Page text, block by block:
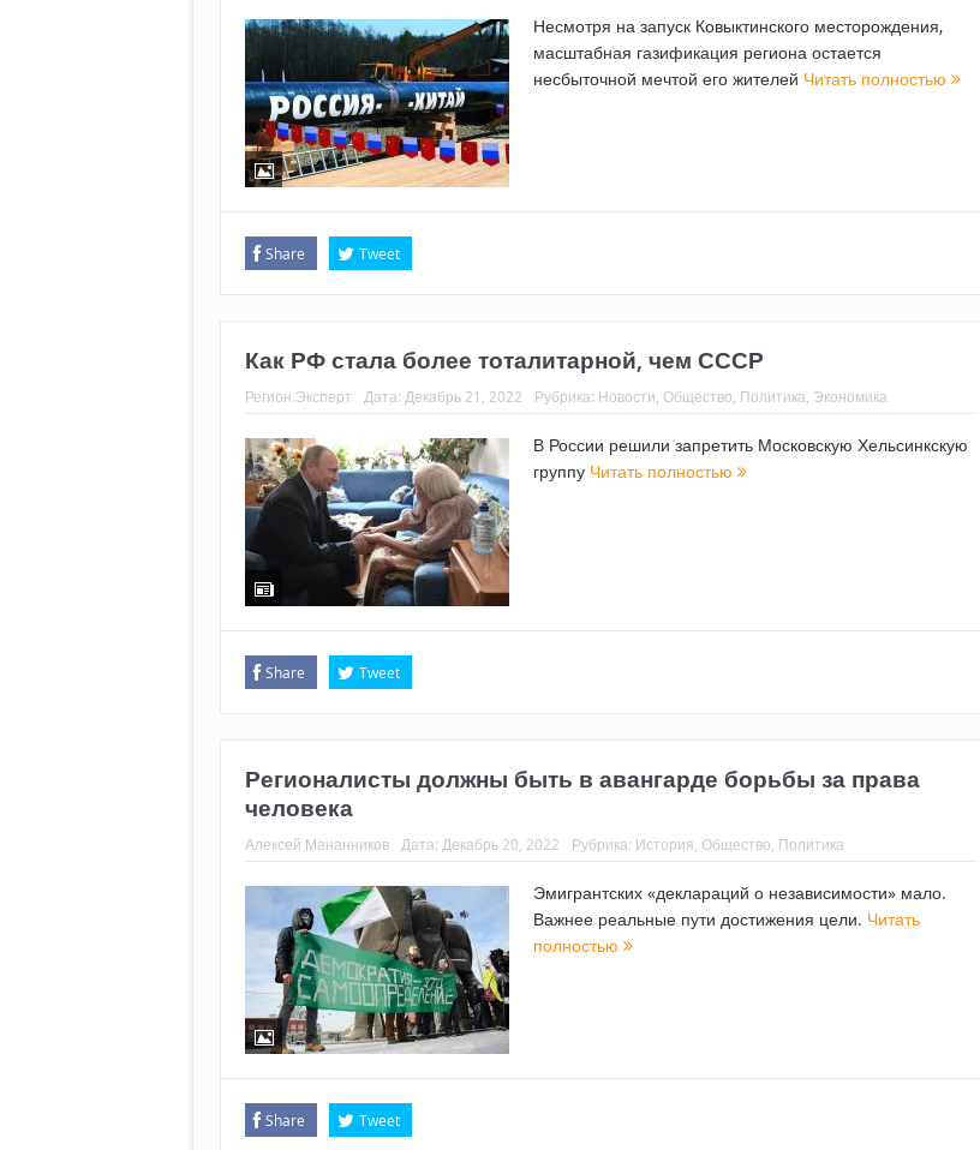
Несмотря на запуск Ковыктинского месторождения,
масштабная газификация региона остается
несбыточной мечтой его жителей Читать полностью
Share Tweet
Как РФ стала более тоталитарной, чем СССР
Регион.Эксперт Дата: Декабрь 21, 2022 Рубрика: Новости Общество Политика Экономика
В России решили запретить Московскую Хельсинкскую
группу Читать полностью
Share Tweet
Регионалисты должны быть в авангарде борьбы за права
человека
Алексей Мананников Дата: Декабрь 20, 2022 Рубрика: История Общество Политика
Эмигрантских «деклараций о независимости» мало.
Важнее реальные пути достижения цели. Читать
полностью
Share Tweet